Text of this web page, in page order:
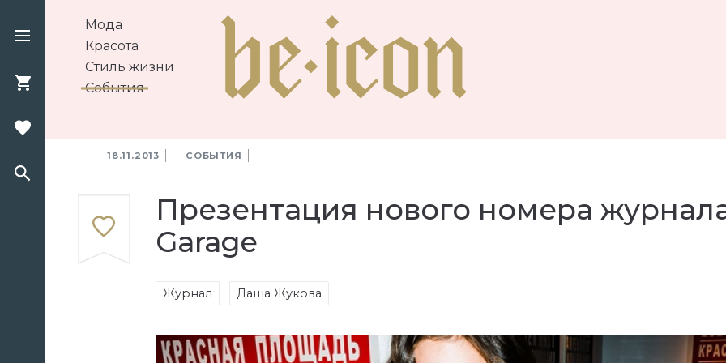
Мода
Красота
Стиль жизни
События
18.11.2013 СОБЫТИЯ
Презентация нового номера
Garage
Журнал Даша Жукова